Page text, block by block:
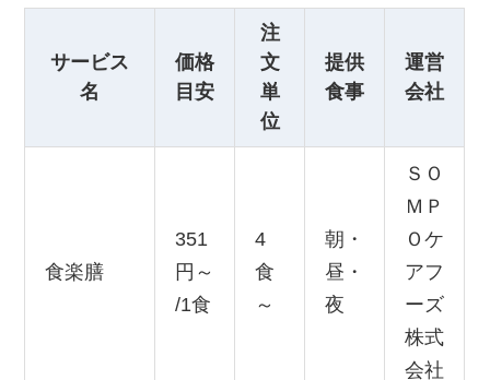
サービス
名
価格
目安
注
文
単
位
提供
食事
運営
会社
食楽膳
351
円～
/1食
4
食
～
朝・
昼・
夜
ＳＯ
ＭＰ
Ｏケ
アフ
ーズ
株式
会社